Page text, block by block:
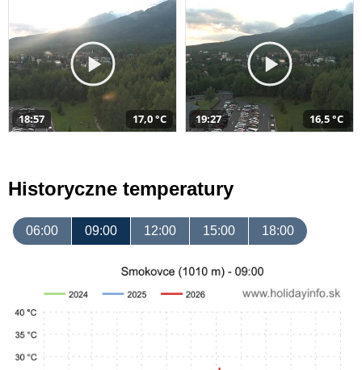
18:57 17,0 °C 19:27 16,5 °C
Historyczne temperatury
06:00 09:00 12:00 15:00 18:00